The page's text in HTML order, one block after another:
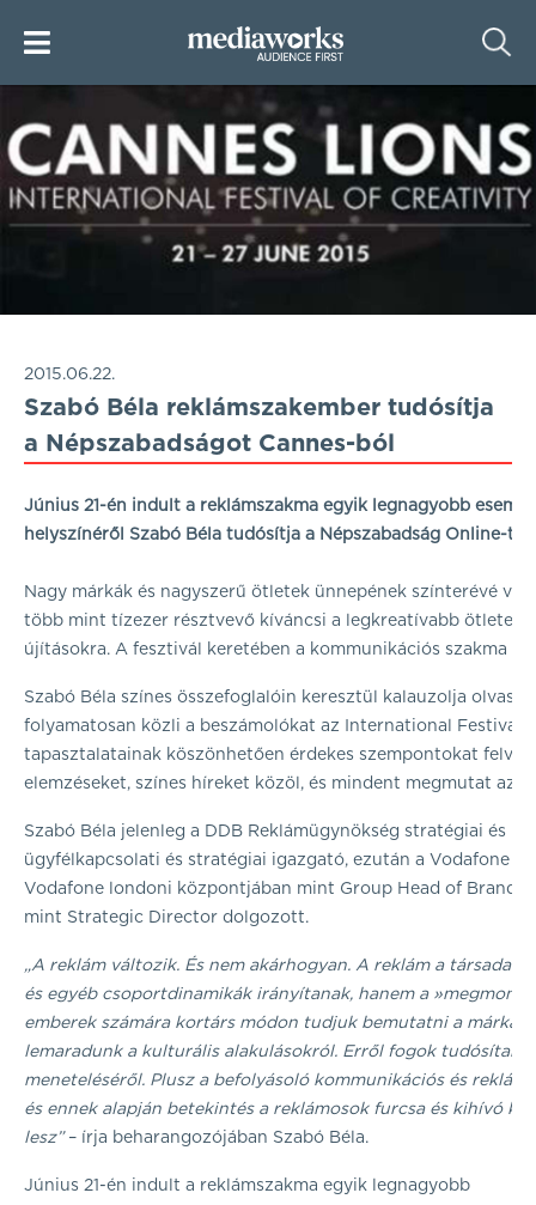
2015.06.22.
Szabó Béla reklámszakember tudósítja
a Népszabadságot Cannes-ból
Június 21-én indult a reklámszakma egyik legnagyobb
helyszínéről Szabó Béla tudósítja a Népszabadság Online-t.
Nagy márkák és nagyszerű ötletek ünnepének színterévé
több mint tízezer résztvevő kíváncsi a legkreatívabb
újításokra. A fesztivál keretében a kommunikációs szakma
Szabó Béla színes összefoglalóin keresztül kalauzolja
folyamatosan közli a beszámolókat az International Festival
tapasztalatainak köszönhetően érdekes szempontokat
elemzéseket, színes híreket közöl, és mindent megmutat az
Szabó Béla jelenleg a DDB Reklámügynökség stratégiai és
ügyfélkapcsolati és stratégiai igazgató, ezután a Vodafone
Vodafone londoni központjában mint Group Head of Brand
mint Strategic Director dolgozott.
„A reklám változik. És nem akárhogyan. A reklám a
és egyéb csoportdinamikák irányítanak, hanem a
emberek számára kortárs módon tudjuk bemutatni a
lemaradunk a kulturális alakulásokról. Erről fogok
meneteléséről. Plusz a befolyásoló kommunikációs és
és ennek alapján betekintés a reklámosok furcsa és kihívó
lesz”– írja beharangozójában Szabó Béla.
Június 21-én indult a reklámszakma egyik legnagyobb